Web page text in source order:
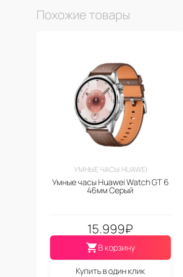
Похожие товары
УМНЫЕ ЧАСЫ HUAWEI
Умные часы Huawei Watch GT 6
46мм Серый
15.999₽
В корзину
Купить в один клик